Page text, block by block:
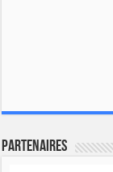
Partenaires